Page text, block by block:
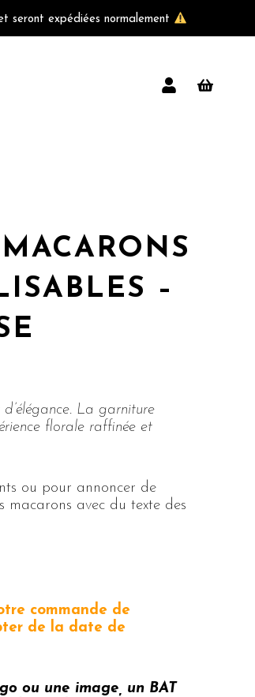
seront expédiées normalement
–
La garniture
florale raffinée et
ou pour annoncer de
macarons avec du texte des
commande de
de la date de
ou une image, un BAT